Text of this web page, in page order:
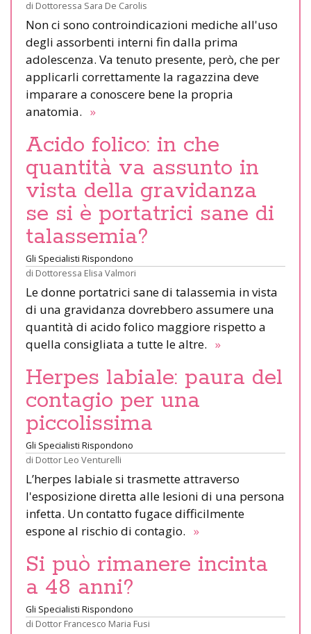
di Dottoressa Sara De Carolis
Non ci sono controindicazioni mediche all'uso
degli assorbenti interni fin dalla prima
adolescenza. Va tenuto presente, però, che per
applicarli correttamente la ragazzina deve
imparare a conoscere bene la propria
anatomia. »
Acido folico: in che
quantità va assunto in
vista della gravidanza
se si è portatrici sane di
talassemia?
Gli Specialisti Rispondono
di Dottoressa Elisa Valmori
Le donne portatrici sane di talassemia in vista
di una gravidanza dovrebbero assumere una
quantità di acido folico maggiore rispetto a
quella consigliata a tutte le altre. »
Herpes labiale: paura del
contagio per una
piccolissima
Gli Specialisti Rispondono
di Dottor Leo Venturelli
L’herpes labiale si trasmette attraverso
l'esposizione diretta alle lesioni di una persona
infetta. Un contatto fugace difficilmente
espone al rischio di contagio. »
Si può rimanere incinta
a 48 anni?
Gli Specialisti Rispondono
di Dottor Francesco Maria Fusi